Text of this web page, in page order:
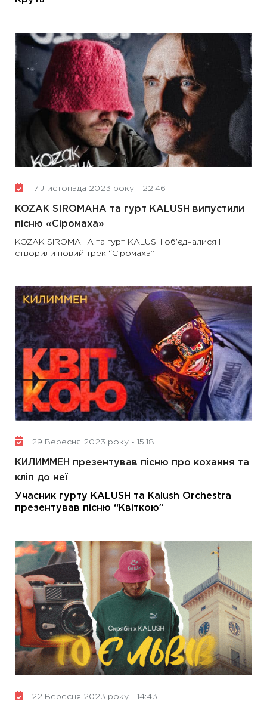
17 Листопада 2023 року - 22:46
KOZAK SIROMAHA та гурт KALUSH випустили
пісню «Сіромаха»
KOZAK SIROMAHA та гурт KALUSH об’єдналися і
створили новий трек “Сіромаха”
29 Вересня 2023 року - 15:18
КИЛИММЕН презентував пісню про кохання та
кліп до неї
Учасник гурту KALUSH та Kalush Orchestra
презентував пісню “Квіткою”
22 Вересня 2023 року - 14:43